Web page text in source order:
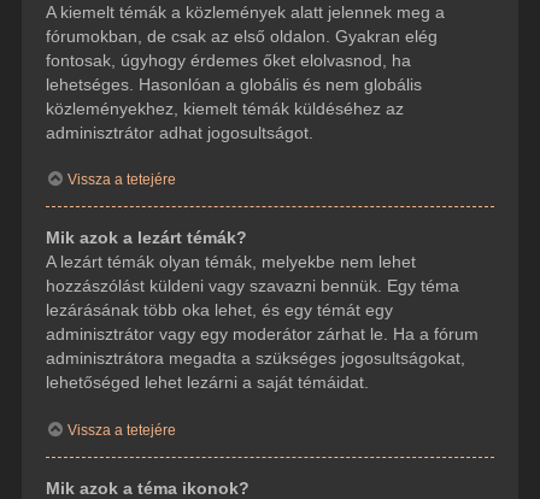
A kiemelt témák a közlemények alatt jelennek meg a
fórumokban, de csak az első oldalon. Gyakran elég
fontosak, úgyhogy érdemes őket elolvasnod, ha
lehetséges. Hasonlóan a globális és nem globális
közleményekhez, kiemelt témák küldéséhez az
adminisztrátor adhat jogosultságot.
Vissza a tetejére
Mik azok a lezárt témák?
A lezárt témák olyan témák, melyekbe nem lehet
hozzászólást küldeni vagy szavazni bennük. Egy téma
lezárásának több oka lehet, és egy témát egy
adminisztrátor vagy egy moderátor zárhat le. Ha a fórum
adminisztrátora megadta a szükséges jogosultságokat,
lehetőséged lehet lezárni a saját témáidat.
Vissza a tetejére
Mik azok a téma ikonok?